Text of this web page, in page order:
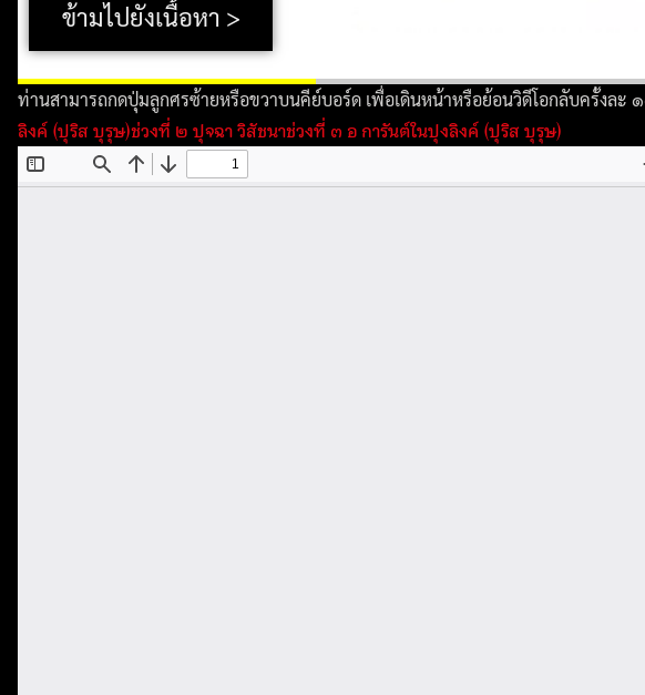
ข้ามไปยังเนื้อหา >
ท่านสามารถกดปุ่มลูกศรซ้ายหรือขวาบนคีย์บอร์ด เพื่อเดินหน้าหรือย้อนวิดีโอกลับครั้งละ
ลิงค์ (ปุริส บุรุษ)ช่วงที่ ๒ ปุจฉา วิสัชนาช่วงที่ ๓ อ การันต์ในปุงลิงค์ (ปุริส บุรุษ)